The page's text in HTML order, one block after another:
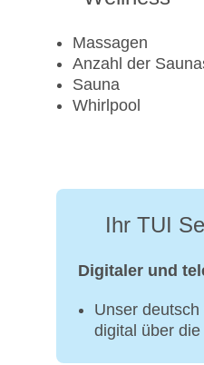
Massagen
Anzahl der
Sauna
Whirlpool
Ihr TUI
Digitaler und
Unser
digital über